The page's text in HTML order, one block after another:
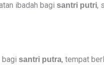
ibadah bagi santri putri,
bagi santri putra, tempat